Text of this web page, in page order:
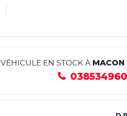
VÉHICULE EN STOCK À MACON